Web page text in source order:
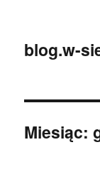
blog.w-
Miesiąc: